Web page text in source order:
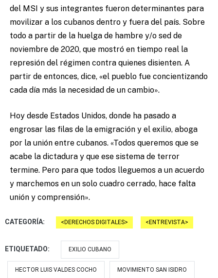
del MSI y sus integrantes fueron determinantes para
movilizar a los cubanos dentro y fuera del país. Sobre
todo a partir de la huelga de hambre y/o sed de
noviembre de 2020, que mostró en tiempo real la
represión del régimen contra quienes disienten. A
partir de entonces, dice, «el pueblo fue concientizando
cada día más la necesidad de un cambio».
Hoy desde Estados Unidos, donde ha pasado a
engrosar las filas de la emigración y el exilio, aboga
por la unión entre cubanos. «Todos queremos que se
acabe la dictadura y que ese sistema de terror
termine. Pero para que todos lleguemos a un acuerdo
y marchemos en un solo cuadro cerrado, hace falta
unión y comprensión».
CATEGORÍA: DERECHOS DIGITALES ENTREVISTA
ETIQUETADO: EXILIO CUBANO
HECTOR LUIS VALDES COCHO MOVIMIENTO SAN ISIDRO